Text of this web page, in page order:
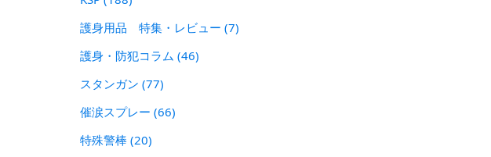
護身用品 特集・レビュー (7)
護身・防犯コラム (46)
スタンガン (77)
催涙スプレー (66)
特殊警棒 (20)